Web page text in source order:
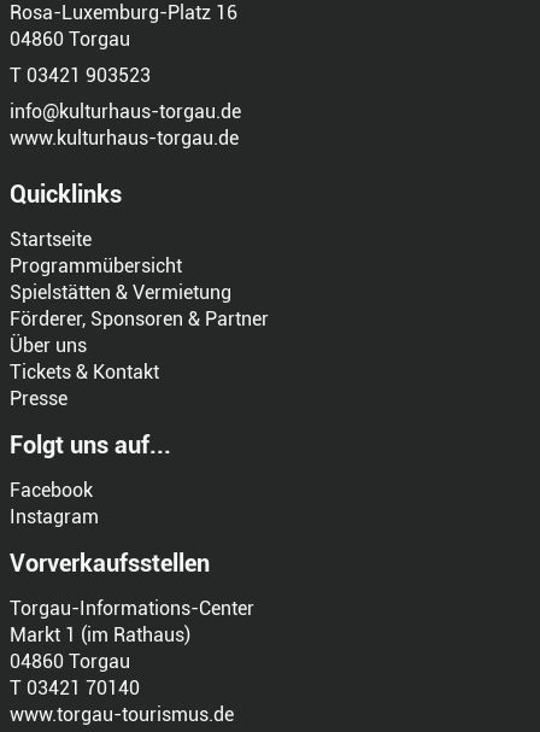
Rosa-Luxemburg-Platz 16
04860 Torgau
T 03421 903523
info@kulturhaus-torgau.de
www.kulturhaus-torgau.de
Quicklinks
Startseite
Programmübersicht
Spielstätten & Vermietung
Förderer, Sponsoren & Partner
Über uns
Tickets & Kontakt
Presse
Folgt uns auf...
Facebook
Instagram
Vorverkaufsstellen
Torgau-Informations-Center
Markt 1 (im Rathaus)
04860 Torgau
T 03421 70140
www.torgau-tourismus.de